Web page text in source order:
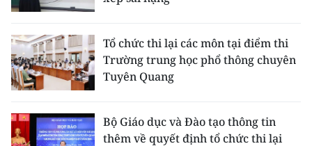
Tổ chức thi lại các môn tại điểm thi
Trường trung học phổ thông chuyên
Tuyên Quang
Bộ Giáo dục và Đào tạo thông tin
thêm về quyết định tổ chức thi lại